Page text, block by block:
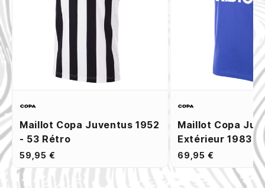
Maillot Copa Juventus 1952
- 53 Rétro
59,95 €
Maillot Copa
Extérieur 1983
69,95 €